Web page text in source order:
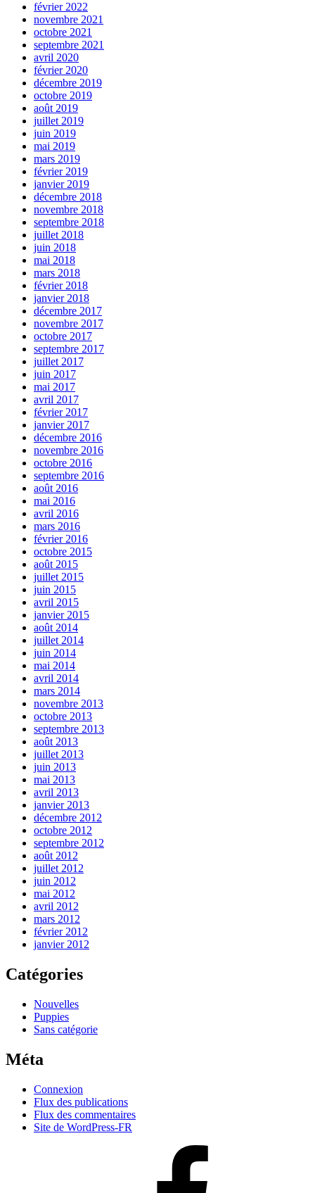
février 2022
novembre 2021
octobre 2021
septembre 2021
avril 2020
février 2020
décembre 2019
octobre 2019
août 2019
juillet 2019
juin 2019
mai 2019
mars 2019
février 2019
janvier 2019
décembre 2018
novembre 2018
septembre 2018
juillet 2018
juin 2018
mai 2018
mars 2018
février 2018
janvier 2018
décembre 2017
novembre 2017
octobre 2017
septembre 2017
juillet 2017
juin 2017
mai 2017
avril 2017
février 2017
janvier 2017
décembre 2016
novembre 2016
octobre 2016
septembre 2016
août 2016
mai 2016
avril 2016
mars 2016
février 2016
octobre 2015
août 2015
juillet 2015
juin 2015
avril 2015
janvier 2015
août 2014
juillet 2014
juin 2014
mai 2014
avril 2014
mars 2014
novembre 2013
octobre 2013
septembre 2013
août 2013
juillet 2013
juin 2013
mai 2013
avril 2013
janvier 2013
décembre 2012
octobre 2012
septembre 2012
août 2012
juillet 2012
juin 2012
mai 2012
avril 2012
mars 2012
février 2012
janvier 2012
Catégories
Nouvelles
Puppies
Sans catégorie
Méta
Connexion
Flux des publications
Flux des commentaires
Site de WordPress-FR